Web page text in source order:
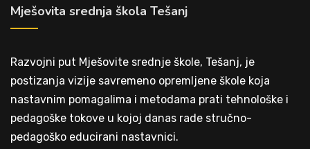
Mješovita srednja škola Tešanj
Razvojni put Mješovite srednje škole, Tešanj, je
postizanja vizije savremeno opremljene škole koja
nastavnim pomagalima i metodama prati tehnološke i
pedagoške tokove u kojoj danas rade stručno-
pedagoško educirani nastavnici.